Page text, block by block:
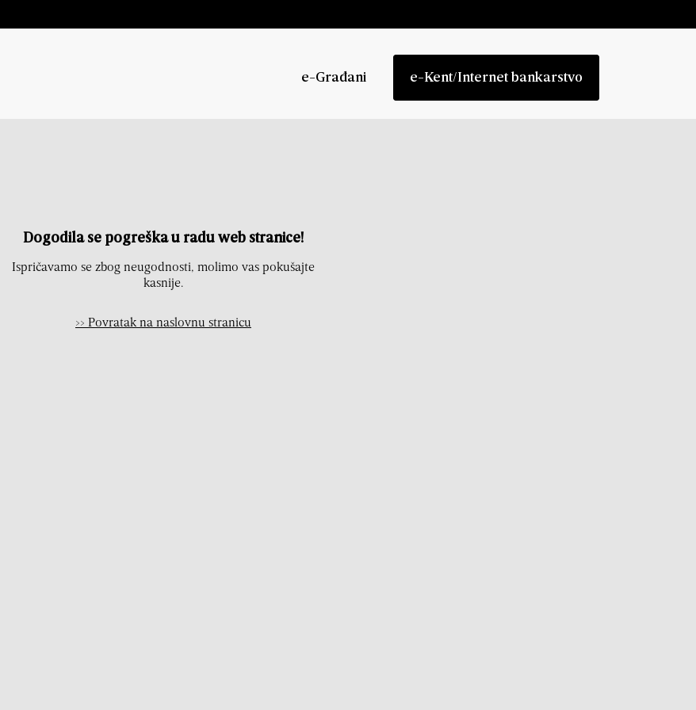
e-Građani e-Kent/Internet bankarstvo
Dogodila se pogreška u radu web stranice!
Ispričavamo se zbog neugodnosti, molimo vas pokušajte
kasnije.
>> Povratak na naslovnu stranicu